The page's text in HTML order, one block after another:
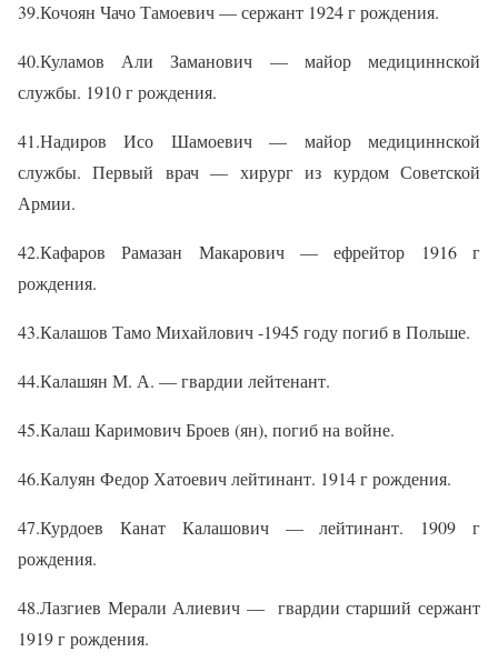
39.Кочоян Чачо Тамоевич — сержант 1924 г рождения.
40.Куламов Али Заманович — майор медициннской
службы. 1910 г рождения.
41.Надиров Исо Шамоевич — майор медициннской
службы. Первый врач — хирург из курдом Советской
Армии.
42.Кафаров Рамазан Макарович — ефрейтор 1916 г
рождения.
43.Калашов Тамо Михайлович -1945 году погиб в Польше.
44.Калашян М. А. — гвардии лейтенант.
45.Калаш Каримович Броев (ян), погиб на войне.
46.Калуян Федор Хатоевич лейтинант. 1914 г рождения.
47.Курдоев Канат Калашович — лейтинант. 1909 г
рождения.
48.Лазгиев Мерали Алиевич — гвардии старший сержант
1919 г рождения.